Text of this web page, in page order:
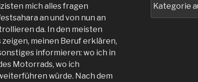
mich alles fragen
an und von nun an
da. In den meisten
zeigen, meinen Beruf erklären,
informieren: wo ich in
Motorrads, wo ich
würde. Nach dem